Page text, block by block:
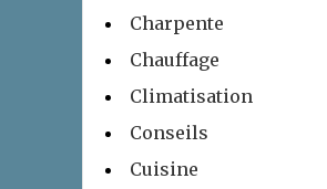
Charpente
Chauffage
Climatisation
Conseils
Cuisine